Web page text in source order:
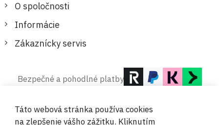
O spoločnosti
Informácie
Zákaznícky servis
Bezpečné a pohodlné platby
Táto webová stránka používa cookies
na zlepšenie vášho zážitku. Kliknutím